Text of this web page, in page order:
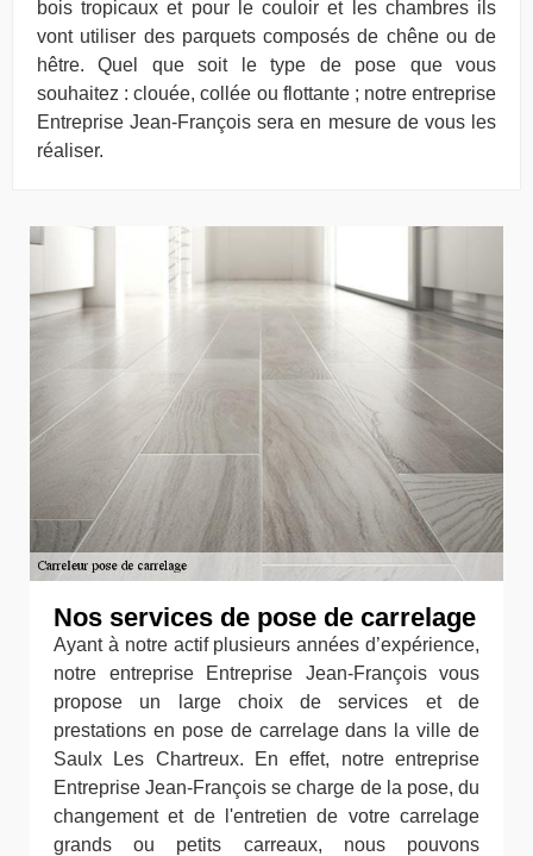
bois tropicaux et pour le couloir et les chambres ils
vont utiliser des parquets composés de chêne ou de
hêtre. Quel que soit le type de pose que vous
souhaitez : clouée, collée ou flottante ; notre entreprise
Entreprise Jean-François sera en mesure de vous les
réaliser.
Nos services de pose de carrelage
Ayant à notre actif plusieurs années d’expérience,
notre entreprise Entreprise Jean-François vous
propose un large choix de services et de
prestations en pose de carrelage dans la ville de
Saulx Les Chartreux. En effet, notre entreprise
Entreprise Jean-François se charge de la pose, du
changement et de l'entretien de votre carrelage
grands ou petits carreaux, nous pouvons